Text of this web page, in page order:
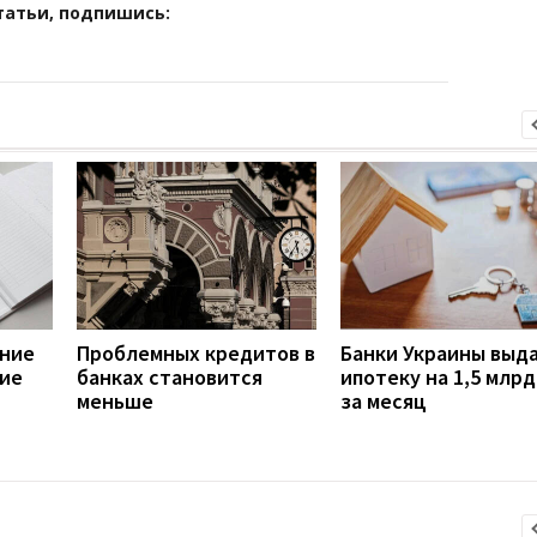
подпишись:
Проблемных кредитов в
банках становится
меньше
Банки Украины
ипотеку на 1,5
за месяц